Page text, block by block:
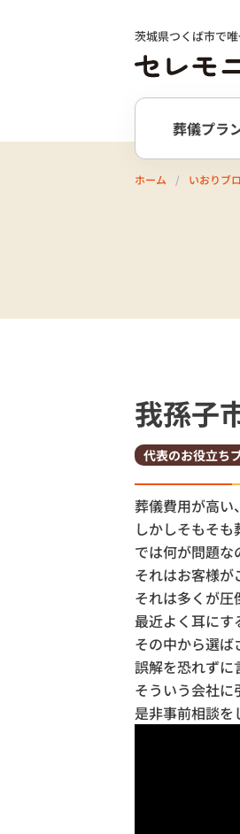
茨城県つくば市で
葬儀プラ
ホーム いおりブ
我孫子
代表のお役立ち
葬儀費用が高い
しかしそもそ
では何が問題な
それはお客様が
それは多くが圧
最近よく耳にす
その中から選ば
誤解を恐れずに
そういう会社に
是非事前相談を